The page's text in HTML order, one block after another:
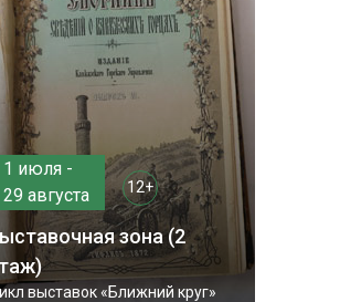
1 июля -
29 августа
12+
зона (2
выставок «Ближний круг»